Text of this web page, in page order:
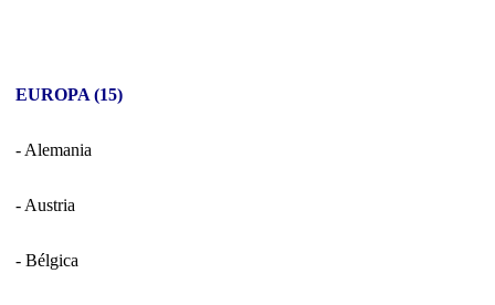
EUROPA (15)
- Alemania
- Austria
- Bélgica